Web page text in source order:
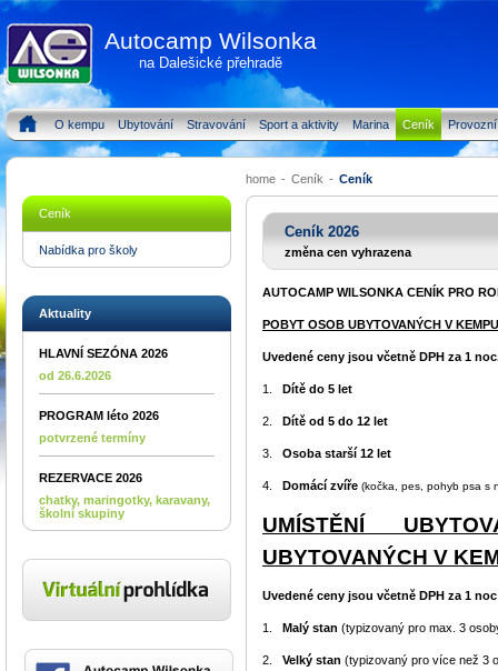
Autocamp Wilsonka
na Dalešické přehradě
O kempu Ubytování Stravování Sport a aktivity Marina Ceník
home - Ceník - Ceník
Ceník 2026
změna cen vyhrazena
AUTOCAMP WILSONKA CENÍK PRO
POBYT OSOB UBYTOVANÝCH V KEMPU
Uvedené ceny jsou včetně DPH za 1
1. Dítě do 5 let
2. Dítě od 5 do 12 let
3. Osoba starší 12 let
4. Domácí zvíře (kočka, pes, pohyb psa s
UMÍSTĚNÍ
UBYTOVANÝCH V
Uvedené ceny jsou včetně DPH za 1 noc
1. Malý stan (typizovaný pro max. 3
2. Velký stan (typizovaný pro více než 3
Ceník
Nabídka pro školy
Aktuality
HLAVNÍ SEZÓNA 2026
od 26.6.2026
PROGRAM léto 2026
potvrzené termíny
REZERVACE 2026
chatky, maringotky, karavany,
školní skupiny